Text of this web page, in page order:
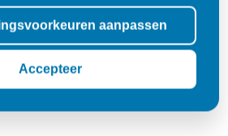
aanpassen
Accepteer